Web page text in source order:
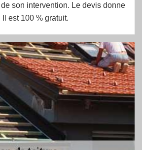
son intervention. Le devis donne
est 100 % gratuit.